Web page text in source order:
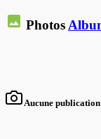
Photos
Aucune